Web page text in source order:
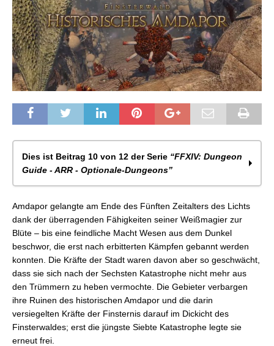
Dies ist Beitrag 10 von 12 der Serie “FFXIV: Dungeon
Guide - ARR - Optionale-Dungeons”
FFXIV: Dungeon Guide – Halatali
FFXIV: Dungeon Guide – Versunkener Tempel von
Qarn
FFXIV: Dungeon Guide – Sägerschrei
FFXIV: Dungeon Guide – Goldklamm
FFXIV: Dungeon Guide – Palast des Wanderers
FFXIV: Dungeon Guide – Ruinen von Amdapor
FFXIV: Dungeon Guide – Pharos Sirius
FFXIV: Dungeon Guide – Kupferglocken-Mine
(Schwer)
FFXIV: Dungeon Guide – Haukke-Herrenhaus
Amdapor gelangte am Ende des Fünften Zeitalters des Lichts
dank der überragenden Fähigkeiten seiner Weißmagier zur
Blüte – bis eine feindliche Macht Wesen aus dem Dunkel
beschwor, die erst nach erbitterten Kämpfen gebannt werden
konnten. Die Kräfte der Stadt waren davon aber so geschwächt,
dass sie sich nach der Sechsten Katastrophe nicht mehr aus
den Trümmern zu heben vermochte. Die Gebieter verbargen
ihre Ruinen des historischen Amdapor und die darin
versiegelten Kräfte der Finsternis darauf im Dickicht des
Finsterwaldes; erst die jüngste Siebte Katastrophe legte sie
erneut frei.